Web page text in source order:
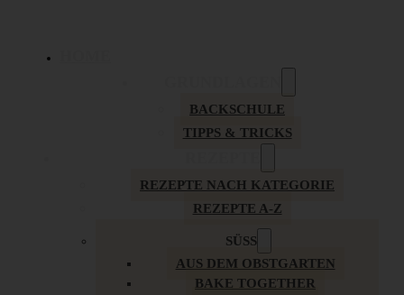
BACKSCHULE
TIPPS & TRICKS
REZEPTE NACH KATEGORIE
REZEPTE A-Z
SÜSS
AUS DEM OBSTGARTEN
BAKE TOGETHER